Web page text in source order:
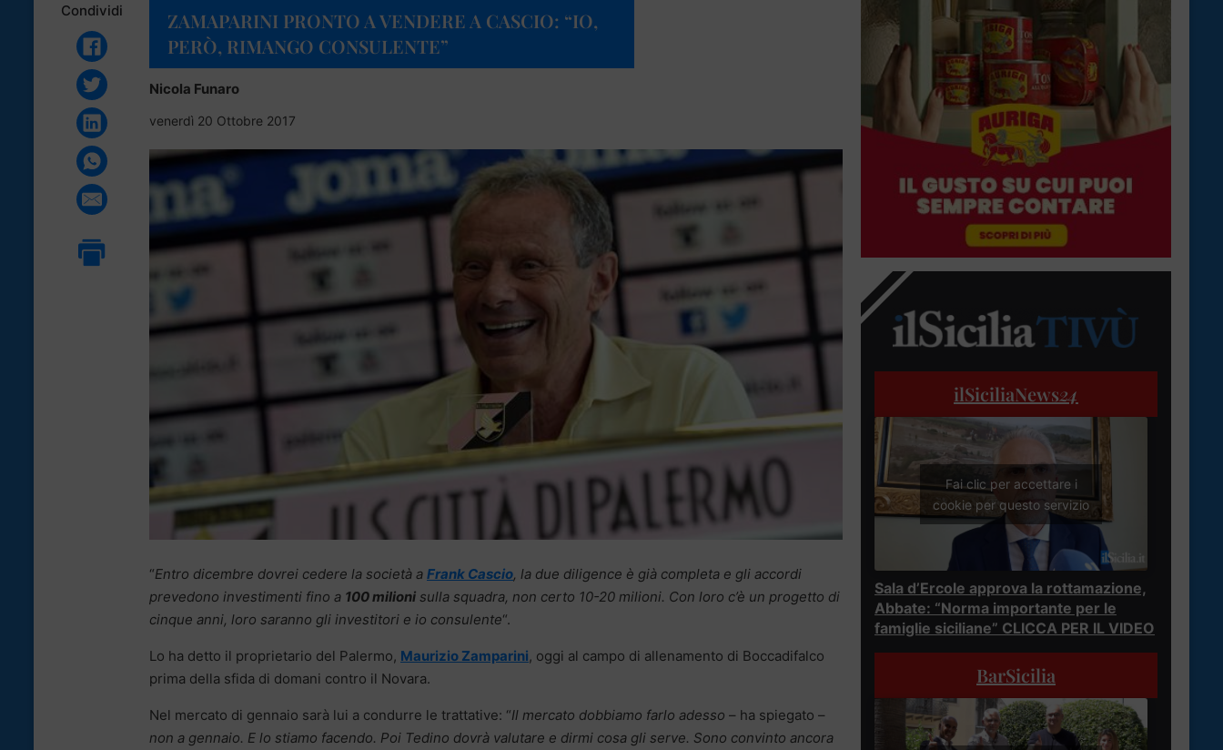
Condividi
ZAMAPARINI PRONTO A VENDERE A CASCIO: “IO,
PERÒ, RIMANGO CONSULENTE”
Nicola Funaro
venerdì 20 Ottobre 2017
“Entro dicembre dovrei cedere la società a Frank Cascio, la due diligence è già completa e gli accordi
prevedono investimenti fino a 100 milioni sulla squadra, non certo 10-20 milioni. Con loro c’è un progetto di
cinque anni, loro saranno gli investitori e io consulente“.
Lo ha detto il proprietario del Palermo, Maurizio Zamparini, oggi al campo di allenamento di Boccadifalco
prima della sfida di domani contro il Novara.
Nel mercato di gennaio sarà lui a condurre le trattative: “Il mercato dobbiamo farlo adesso – ha spiegato –
non a gennaio. E lo stiamo facendo. Poi Tedino dovrà valutare e dirmi cosa gli serve. Sono convinto ancora
ilSiciliaNews24
Fai clic per accettare i
cookie per questo servizio
Sala d’Ercole approva la rottamazione,
Abbate: “Norma importante per le
famiglie siciliane” CLICCA PER IL VIDEO
BarSicilia